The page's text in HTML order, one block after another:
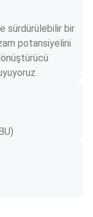
sürdürülebilir bir
potansiyelini